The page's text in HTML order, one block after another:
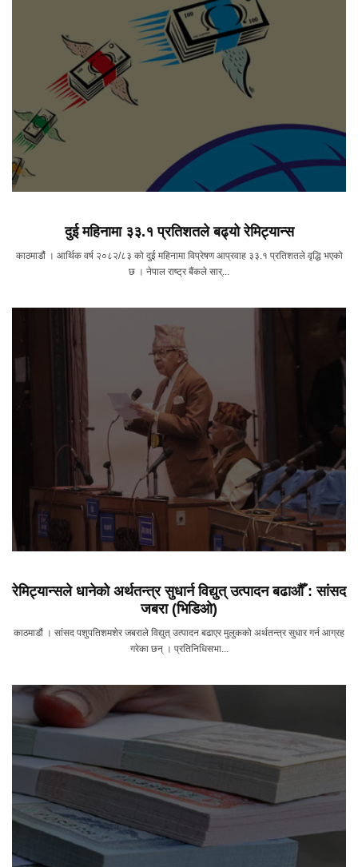
दुई महिनामा ३३.१ प्रतिशतले बढ्यो रेमिट्यान्स
काठमाडौं । आर्थिक वर्ष २०८२/८३ को दुई महिनामा विप्रेषण आप्रवाह ३३.१ प्रतिशतले वृद्धि भएको
छ । नेपाल राष्ट्र बैंकले सार्...
रेमिट्यान्सले धानेको अर्थतन्त्र सुधार्न विद्युत् उत्पादन बढाऔँ : सांसद
जबरा (भिडिओ)
काठमाडौं । सांसद पशुपतिशमशेर जबराले विद्युत् उत्पादन बढाएर मुलुकको अर्थतन्त्र सुधार गर्न आग्रह
गरेका छन् । प्रतिनिधिसभा...